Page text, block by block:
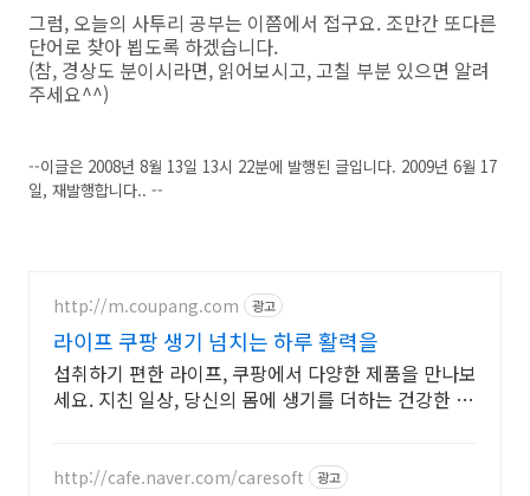
그럼, 오늘의 사투리 공부는 이쯤에서 접구요. 조만간 또다른
단어로 찾아 뵙도록 하겠습니다.
(참, 경상도 분이시라면, 읽어보시고, 고칠 부분 있으면 알려
주세요^^)
--이글은 2008년 8월 13일 13시 22분에 발행된 글입니다. 2009년 6월 17
일, 재발행합니다.. --
http://m.coupang.com 광고
라이프 쿠팡 생기 넘치는 하루 활력을
섭취하기 편한 라이프, 쿠팡에서 다양한 제품을 만나보
세요. 지친 일상, 당신의 몸에 생기를 더하는 건강한 선
http://cafe.naver.com/caresoft 광고